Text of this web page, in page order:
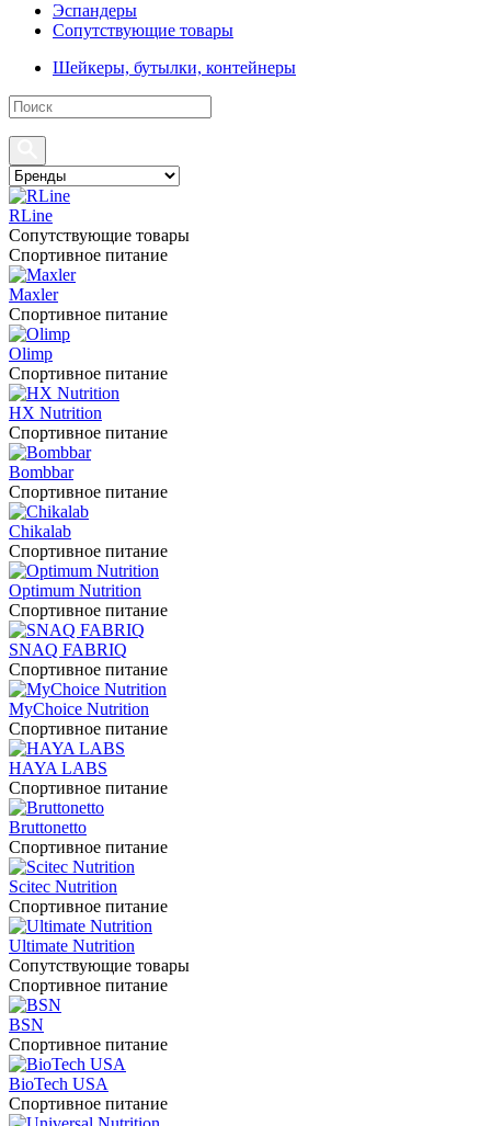
Эспандеры
Сопутствующие товары
Шейкеры, бутылки, контейнеры
RLine
Сопутствующие товары
Спортивное питание
Maxler
Спортивное питание
Olimp
Спортивное питание
HX Nutrition
Спортивное питание
Bombbar
Спортивное питание
Chikalab
Спортивное питание
Optimum Nutrition
Спортивное питание
SNAQ FABRIQ
Спортивное питание
MyChoice Nutrition
Спортивное питание
HAYA LABS
Спортивное питание
Bruttonetto
Спортивное питание
Scitec Nutrition
Спортивное питание
Ultimate Nutrition
Сопутствующие товары
Спортивное питание
BSN
Спортивное питание
BioTech USA
Спортивное питание